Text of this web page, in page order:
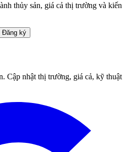
thủy sản, giá cả thị trường và kiến
Đăng ký
Cập nhật thị trường, giá cả, kỹ thuật